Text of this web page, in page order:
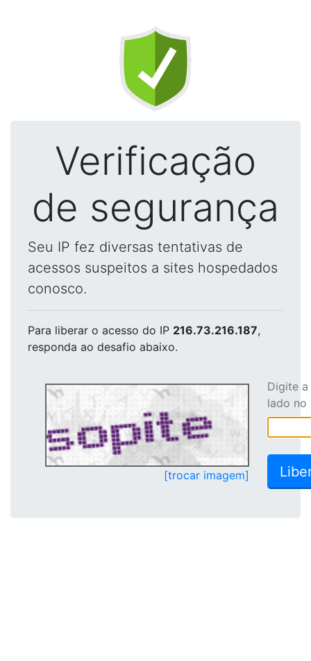
Verificação
de segurança
Seu IP fez diversas tentativas de
acessos suspeitos a sites hospedados
conosco.
Para liberar o acesso do IP 216.73.216.187,
responda ao desafio abaixo.
[trocar imagem]
Digite
lado no